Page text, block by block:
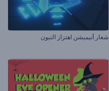
شعار أنيميشن اهتزاز النيون